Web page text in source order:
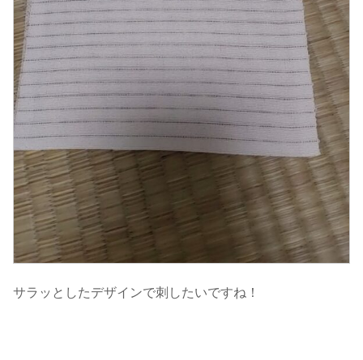
サラッとしたデザインで刺したいですね！